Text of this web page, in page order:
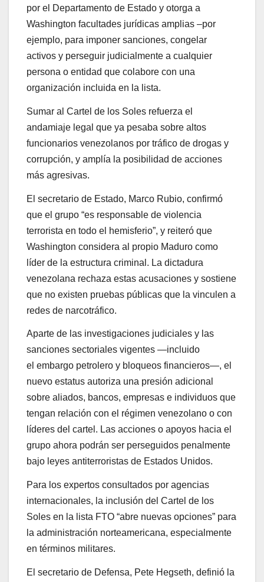
por el Departamento de Estado y otorga a
Washington facultades jurídicas amplias –por
ejemplo, para imponer sanciones, congelar
activos y perseguir judicialmente a cualquier
persona o entidad que colabore con una
organización incluida en la lista.
Sumar al Cartel de los Soles refuerza el
andamiaje legal que ya pesaba sobre altos
funcionarios venezolanos por tráfico de drogas y
corrupción, y amplía la posibilidad de acciones
más agresivas.
El secretario de Estado, Marco Rubio, confirmó
que el grupo “es responsable de violencia
terrorista en todo el hemisferio”, y reiteró que
Washington considera al propio Maduro como
líder de la estructura criminal. La dictadura
venezolana rechaza estas acusaciones y sostiene
que no existen pruebas públicas que la vinculen a
redes de narcotráfico.
Aparte de las investigaciones judiciales y las
sanciones sectoriales vigentes —incluido
el embargo petrolero y bloqueos financieros—, el
nuevo estatus autoriza una presión adicional
sobre aliados, bancos, empresas e individuos que
tengan relación con el régimen venezolano o con
líderes del cartel. Las acciones o apoyos hacia el
grupo ahora podrán ser perseguidos penalmente
bajo leyes antiterroristas de Estados Unidos.
Para los expertos consultados por agencias
internacionales, la inclusión del Cartel de los
Soles en la lista FTO “abre nuevas opciones” para
la administración norteamericana, especialmente
en términos militares.
El secretario de Defensa, Pete Hegseth, definió la